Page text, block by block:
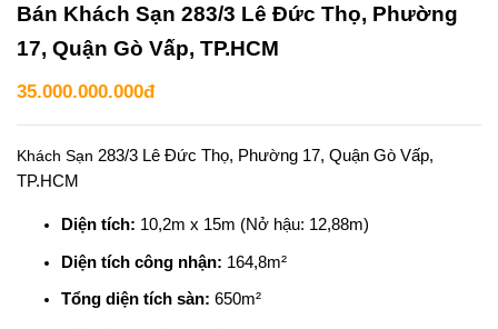
Bán Khách Sạn 283/3 Lê Đức Thọ, Phường
17, Quận Gò Vấp, TP.HCM
35.000.000.000đ
Khách Sạn 283/3 Lê Đức Thọ, Phường 17, Quận Gò Vấp,
TP.HCM
Diện tích: 10,2m x 15m (Nở hậu: 12,88m)
Diện tích công nhận: 164,8m²
Tổng diện tích sàn: 650m²